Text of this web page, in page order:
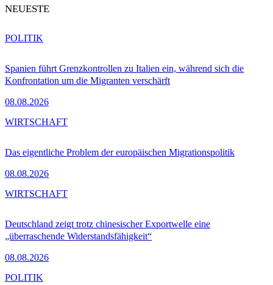
NEUESTE
Spanien führt Grenzkontrollen zu Italien ein, während sich die
Konfrontation um die Migranten verschärft
08.08.2026
POLITIK
Das eigentliche Problem der europäischen Migrationspolitik
08.08.2026
WIRTSCHAFT
Deutschland zeigt trotz chinesischer Exportwelle eine
„überraschende Widerstandsfähigkeit“
08.08.2026
WIRTSCHAFT
POLITIK